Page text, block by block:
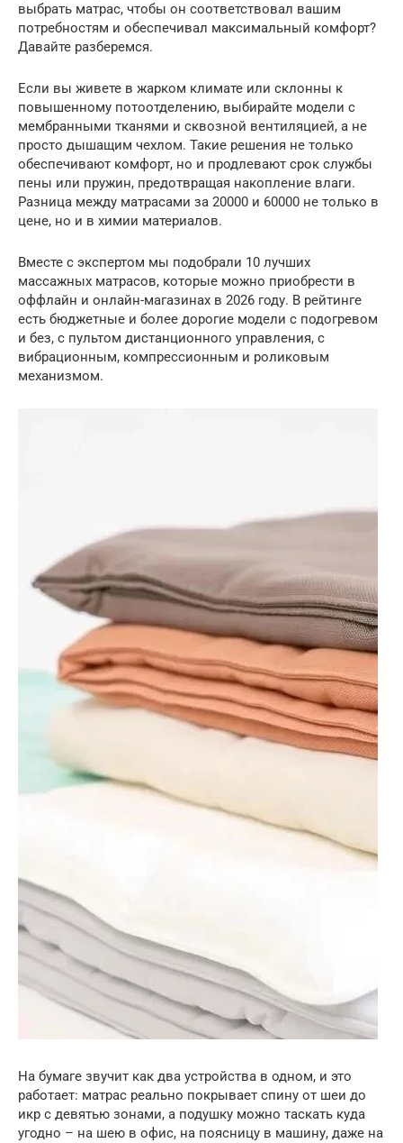
выбрать матрас, чтобы он соответствовал вашим
потребностям и обеспечивал максимальный комфорт?
Давайте разберемся.
Если вы живете в жарком климате или склонны к
повышенному потоотделению, выбирайте модели с
мембранными тканями и сквозной вентиляцией, а не
просто дышащим чехлом. Такие решения не только
обеспечивают комфорт, но и продлевают срок службы
пены или пружин, предотвращая накопление влаги.
Разница между матрасами за 20000 и 60000 не только в
цене, но и в химии материалов.
Вместе с экспертом мы подобрали 10 лучших
массажных матрасов, которые можно приобрести в
оффлайн и онлайн-магазинах в 2026 году. В рейтинге
есть бюджетные и более дорогие модели с подогревом
и без, с пультом дистанционного управления, с
вибрационным, компрессионным и роликовым
механизмом.
На бумаге звучит как два устройства в одном, и это
работает: матрас реально покрывает спину от шеи до
икр с девятью зонами, а подушку можно таскать куда
угодно – на шею в офис, на поясницу в машину, даже на